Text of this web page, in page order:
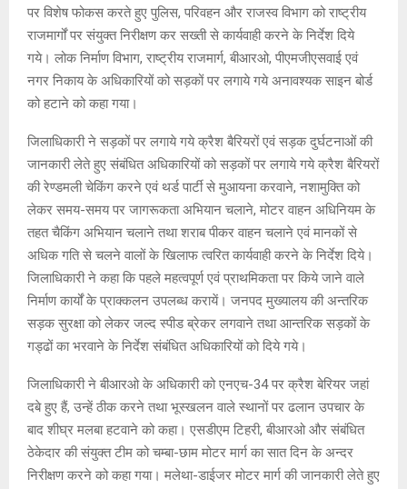
पर विशेष फोकस करते हुए पुलिस, परिवहन और राजस्व विभाग को राष्ट्रीय
राजमार्गों पर संयुक्त निरीक्षण कर सख्ती से कार्यवाही करने के निर्देश दिये
गये। लोक निर्माण विभाग, राष्ट्रीय राजमार्ग, बीआरओ, पीएमजीएसवाई एवं
नगर निकाय के अधिकारियों को सड़कों पर लगाये गये अनावश्यक साइन बोर्ड
को हटाने को कहा गया।
जिलाधिकारी ने सड़कों पर लगाये गये क्रैश बैरियरों एवं सड़क दुर्घटनाओं की
जानकारी लेते हुए संबंधित अधिकारियों को सड़कों पर लगाये गये क्रैश बैरियरों
की रेण्डमली चेकिंग करने एवं थर्ड पार्टी से मुआयना करवाने, नशामुक्ति को
लेकर समय-समय पर जागरूकता अभियान चलाने, मोटर वाहन अधिनियम के
तहत चैकिंग अभियान चलाने तथा शराब पीकर वाहन चलाने एवं मानकों से
अधिक गति से चलने वालों के खिलाफ त्वरित कार्यवाही करने के निर्देश दिये।
जिलाधिकारी ने कहा कि पहले महत्वपूर्ण एवं प्राथमिकता पर किये जाने वाले
निर्माण कार्यों के प्राक्कलन उपलब्ध करायें। जनपद मुख्यालय की अन्तरिक
सड़क सुरक्षा को लेकर जल्द स्पीड ब्रेकर लगवाने तथा आन्तरिक सड़कों के
गड्ढों का भरवाने के निर्देश संबंधित अधिकारियों को दिये गये।
जिलाधिकारी ने बीआरओ के अधिकारी को एनएच-34 पर क्रैश बेरियर जहां
दबे हुए हैं, उन्हें ठीक करने तथा भूस्खलन वाले स्थानों पर ढलान उपचार के
बाद शीघ्र मलबा हटवाने को कहा। एसडीएम टिहरी, बीआरओ और संबंधित
ठेकेदार की संयुक्त टीम को चम्बा-छाम मोटर मार्ग का सात दिन के अन्दर
निरीक्षण करने को कहा गया। मलेथा-डाईजर मोटर मार्ग की जानकारी लेते हुए